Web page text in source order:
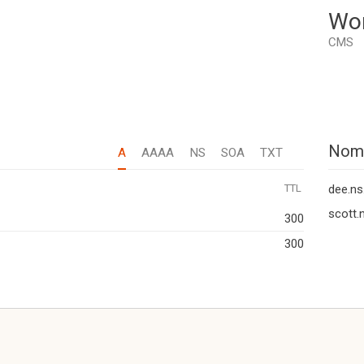
CMS
A AAAA NS SOA TXT
TTL
300
300